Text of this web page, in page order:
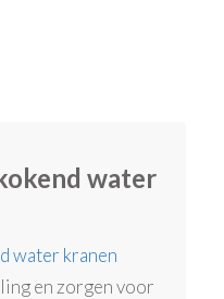
water
water kranen
en zorgen voor